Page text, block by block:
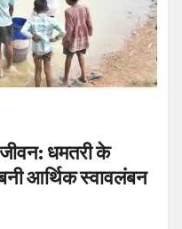
धमतरी के
आर्थिक स्वावलंबन